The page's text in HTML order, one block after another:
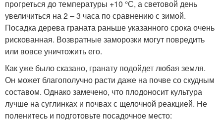
прогреться до температуры +10 °С, а световой день
увеличиться на 2 – 3 часа по сравнению с зимой.
Посадка дерева граната раньше указанного срока очень
рискованная. Возвратные заморозки могут повредить
или вовсе уничтожить его.
Как уже было сказано, гранату подойдет любая земля.
Он может благополучно расти даже на почве со скудным
составом. Однако замечено, что плодоносит культура
лучше на суглинках и почвах с щелочной реакцией. Не
поленитесь и подготовьте посадочное место: